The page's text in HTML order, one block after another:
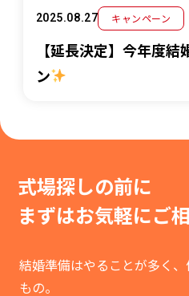
2025.08.27 キャンペーン
【延長決定】今年度
ン
式場探しの前に
まずはお気軽にご
結婚準備はやることが多く
もの。